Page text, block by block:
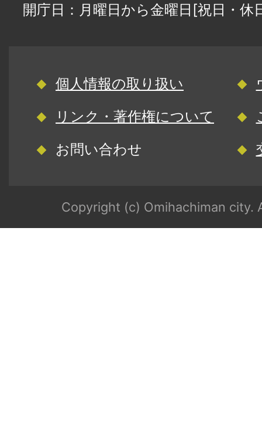
開庁日：月曜日から金曜日[祝日・
個人情報の取り扱い
リンク・著作権について
お問い合わせ
Copyright (c) Omihachiman city.